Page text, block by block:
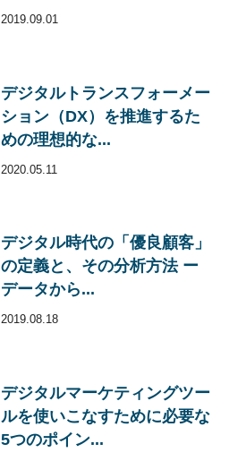
2019.09.01
デジタルトランスフォーメー
ション（DX）を推進するた
めの理想的な...
2020.05.11
デジタル時代の「優良顧客」
の定義と、その分析方法 ー
データから...
2019.08.18
デジタルマーケティングツー
ルを使いこなすために必要な
5つのポイン...